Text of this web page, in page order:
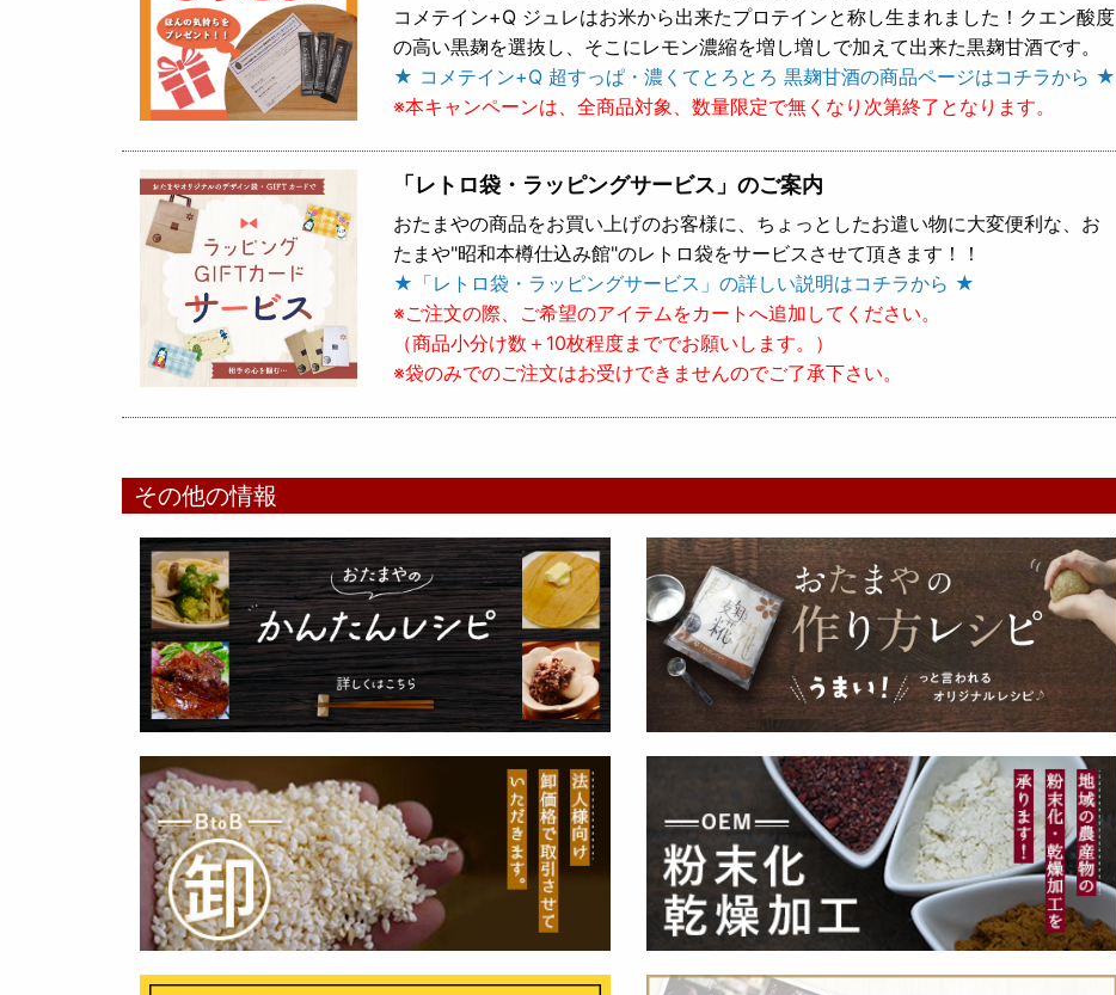
コメテイン+Q ジュレはお米から出来たプロテインと称し生まれました！クエン酸度
の高い黒麹を選抜し、そこにレモン濃縮を増し増しで加えて出来た黒麹甘酒です。
★ コメテイン+Q 超すっぱ・濃くてとろとろ 黒麹甘酒の商品ページはコチラから ★
※本キャンペーンは、全商品対象、数量限定で無くなり次第終了となります。
「レトロ袋・ラッピングサービス」のご案内
おたまやの商品をお買い上げのお客様に、ちょっとしたお遣い物に大変便利な、お
たまや"昭和本樽仕込み館"のレトロ袋をサービスさせて頂きます！！
★「レトロ袋・ラッピングサービス」の詳しい説明はコチラから ★
※ご注文の際、ご希望のアイテムをカートへ追加してください。
（商品小分け数＋10枚程度まででお願いします。）
※袋のみでのご注文はお受けできませんのでご了承下さい。
その他の情報